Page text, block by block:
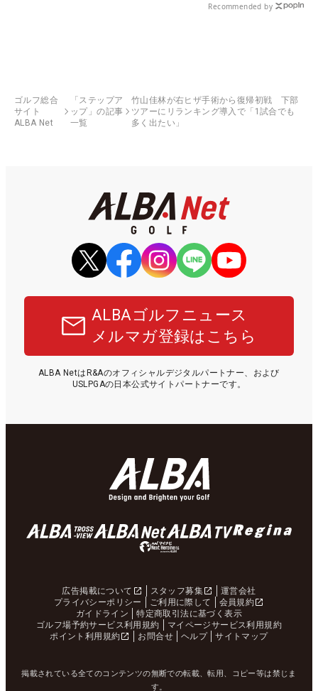
Recommended by
ゴルフ総合
サイト
ALBA Net
「ステップア
ップ」の記事
一覧
竹山佳林が右ヒザ手術から復帰初戦 下部
ツアーにリランキング導入で「1試合でも
多く出たい」
ALBAゴルフニュース
メルマガ登録はこちら
ALBA NetはR&Aのオフィシャルデジタルパートナー、および
USLPGAの日本公式サイトパートナーです。
広告掲載について スタッフ募集
運営会社
プライバシーポリシー
ご利用に際して
会員規約
ガイドライン
特定商取引法に基づく表示
ゴルフ場予約サービス利用規約
マイページサービス利用規約
ポイント利用規約
お問合せ ヘルプ サイトマップ
掲載されている全てのコンテンツの無断での転載、転用、コピー等は禁じま
す。